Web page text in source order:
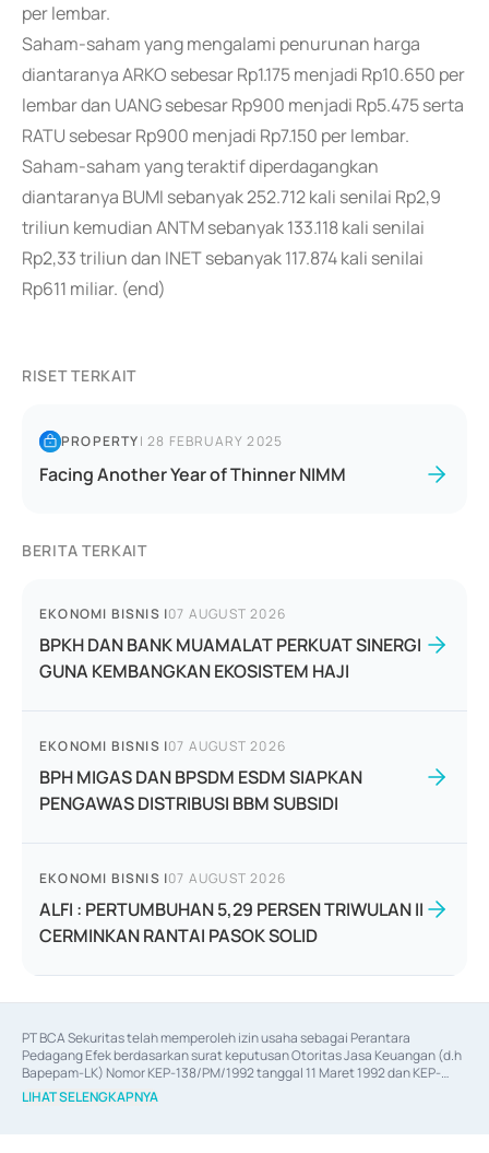
per lembar.
Saham-saham yang mengalami penurunan harga
diantaranya ARKO sebesar Rp1.175 menjadi Rp10.650 per
lembar dan UANG sebesar Rp900 menjadi Rp5.475 serta
RATU sebesar Rp900 menjadi Rp7.150 per lembar.
Saham-saham yang teraktif diperdagangkan
diantaranya BUMI sebanyak 252.712 kali senilai Rp2,9
triliun kemudian ANTM sebanyak 133.118 kali senilai
Rp2,33 triliun dan INET sebanyak 117.874 kali senilai
Rp611 miliar. (end)
RISET TERKAIT
PROPERTY|28 FEBRUARY 2025
Facing Another Year of Thinner NIMM
BERITA TERKAIT
EKONOMI BISNIS |07 AUGUST 2026
BPKH DAN BANK MUAMALAT PERKUAT SINERGI
GUNA KEMBANGKAN EKOSISTEM HAJI
EKONOMI BISNIS |07 AUGUST 2026
BPH MIGAS DAN BPSDM ESDM SIAPKAN
PENGAWAS DISTRIBUSI BBM SUBSIDI
EKONOMI BISNIS |07 AUGUST 2026
ALFI : PERTUMBUHAN 5,29 PERSEN TRIWULAN II
CERMINKAN RANTAI PASOK SOLID
PT BCA Sekuritas telah memperoleh izin usaha sebagai Perantara
Pedagang Efek berdasarkan surat keputusan Otoritas Jasa Keuangan (d.h
Bapepam-LK) Nomor KEP-138/PM/1992 tanggal 11 Maret 1992 dan KEP-
06/D.04/2014 tanggal 28 Februari 2014, izin usaha sebagai Penjamin Emisi
Efek berdasarkan surat keputusan Otoritas Jasa Keuangan Nomor KEP-
LIHAT SELENGKAPNYA